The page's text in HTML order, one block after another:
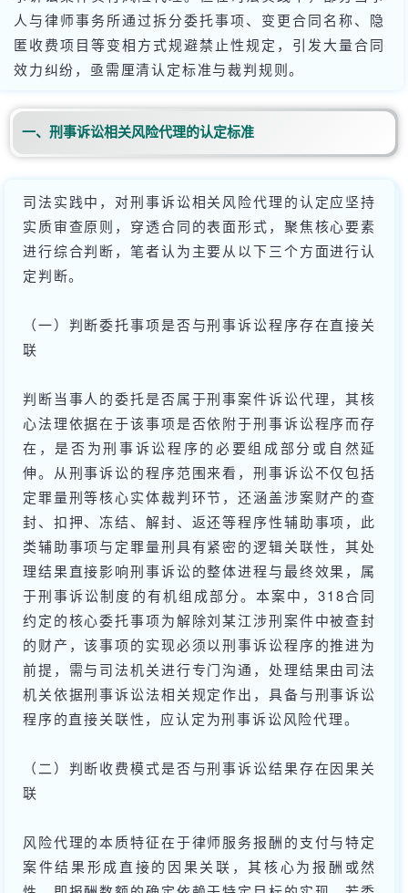
人与律师事务所通过拆分委托事项、变更合同名称、隐
匿收费项目等变相方式规避禁止性规定，引发大量合同
效力纠纷，亟需厘清认定标准与裁判规则。
一、刑事诉讼相关风险代理的认定标准
司法实践中，对刑事诉讼相关风险代理的认定应坚持
实质审查原则，穿透合同的表面形式，聚焦核心要素
进行综合判断，笔者认为主要从以下三个方面进行认
定判断。
（一）判断委托事项是否与刑事诉讼程序存在直接关
联
判断当事人的委托是否属于刑事案件诉讼代理，其核
心法理依据在于该事项是否依附于刑事诉讼程序而存
在，是否为刑事诉讼程序的必要组成部分或自然延
伸。从刑事诉讼的程序范围来看，刑事诉讼不仅包括
定罪量刑等核心实体裁判环节，还涵盖涉案财产的查
封、扣押、冻结、解封、返还等程序性辅助事项，此
类辅助事项与定罪量刑具有紧密的逻辑关联性，其处
理结果直接影响刑事诉讼的整体进程与最终效果，属
于刑事诉讼制度的有机组成部分。本案中，318合同
约定的核心委托事项为解除刘某江涉刑案件中被查封
的财产，该事项的实现必须以刑事诉讼程序的推进为
前提，需与司法机关进行专门沟通，处理结果由司法
机关依据刑事诉讼法相关规定作出，具备与刑事诉讼
程序的直接关联性，应认定为刑事诉讼风险代理。
（二）判断收费模式是否与刑事诉讼结果存在因果关
联
风险代理的本质特征在于律师服务报酬的支付与特定
案件结果形成直接的因果关联，其核心为报酬或然